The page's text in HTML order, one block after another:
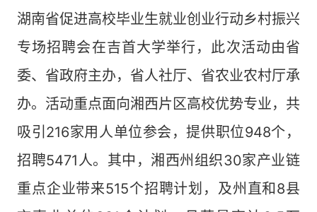
湖南省促进高校毕业生就业创业行动乡村振兴
专场招聘会在吉首大学举行，此次活动由省
委、省政府主办，省人社厅、省农业农村厅承
办。活动重点面向湘西片区高校优势专业，共
吸引216家用人单位参会，提供职位948个，
招聘5471人。其中，湘西州组织30家产业链
重点企业带来515个招聘计划，及州直和8县